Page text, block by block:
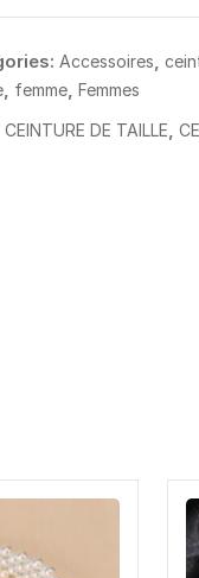
Accessoires,
, femme, Femmes
CEINTURE DE TAILLE,